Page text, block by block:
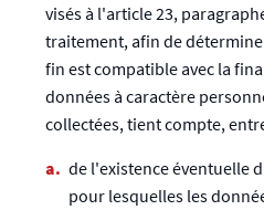
visés à l'article 23,
traitement, afin de
fin est compatible avec la
données à caractère
collectées, tient compte,
de l'existence éventuelle
pour lesquelles les